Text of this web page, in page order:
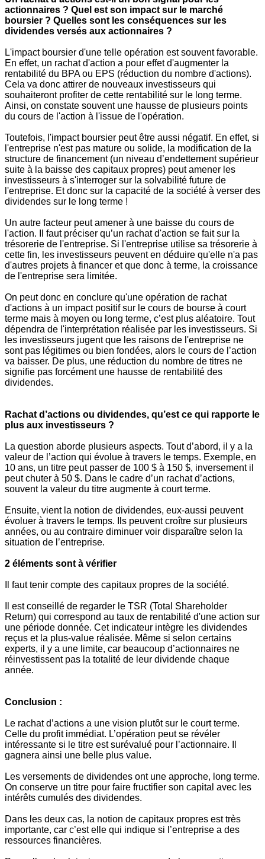
actionnaires ? Quel est son impact sur le marché
boursier ? Quelles sont les conséquences sur les
dividendes versés aux actionnaires ?
L'impact boursier d'une telle opération est souvent favorable.
En effet, un rachat d'action a pour effet d'augmenter la
rentabilité du BPA ou EPS (réduction du nombre d'actions).
Cela va donc attirer de nouveaux investisseurs qui
souhaiteront profiter de cette rentabilité sur le long terme.
Ainsi, on constate souvent une hausse de plusieurs points
du cours de l'action à l'issue de l'opération.
Toutefois, l'impact boursier peut être aussi négatif. En effet, si
l'entreprise n'est pas mature ou solide, la modification de la
structure de financement (un niveau d’endettement supérieur
suite à la baisse des capitaux propres) peut amener les
investisseurs à s'interroger sur la solvabilité future de
l'entreprise. Et donc sur la capacité de la société à verser des
dividendes sur le long terme !
Un autre facteur peut amener à une baisse du cours de
l'action. Il faut préciser qu’un rachat d'action se fait sur la
trésorerie de l'entreprise. Si l'entreprise utilise sa trésorerie à
cette fin, les investisseurs peuvent en déduire qu'elle n'a pas
d'autres projets à financer et que donc à terme, la croissance
de l'entreprise sera limitée.
On peut donc en conclure qu'une opération de rachat
d'actions à un impact positif sur le cours de bourse à court
terme mais à moyen ou long terme, c’est plus aléatoire. Tout
dépendra de l'interprétation réalisée par les investisseurs. Si
les investisseurs jugent que les raisons de l'entreprise ne
sont pas légitimes ou bien fondées, alors le cours de l’action
va baisser. De plus, une réduction du nombre de titres ne
signifie pas forcément une hausse de rentabilité des
dividendes.
Rachat d’actions ou dividendes, qu’est ce qui rapporte le
plus aux investisseurs ?
La question aborde plusieurs aspects. Tout d’abord, il y a la
valeur de l’action qui évolue à travers le temps. Exemple, en
10 ans, un titre peut passer de 100 $ à 150 $, inversement il
peut chuter à 50 $. Dans le cadre d’un rachat d’actions,
souvent la valeur du titre augmente à court terme.
Ensuite, vient la notion de dividendes, eux-aussi peuvent
évoluer à travers le temps. Ils peuvent croître sur plusieurs
années, ou au contraire diminuer voir disparaître selon la
situation de l’entreprise.
2 éléments sont à vérifier
Il faut tenir compte des capitaux propres de la société.
Il est conseillé de regarder le TSR (Total Shareholder
Return) qui correspond au taux de rentabilité d'une action sur
une période donnée. Cet indicateur intègre les dividendes
reçus et la plus-value réalisée. Même si selon certains
experts, il y a une limite, car beaucoup d’actionnaires ne
réinvestissent pas la totalité de leur dividende chaque
année.
Conclusion :
Le rachat d’actions a une vision plutôt sur le court terme.
Celle du profit immédiat. L’opération peut se révéler
intéressante si le titre est surévalué pour l’actionnaire. Il
gagnera ainsi une belle plus value.
Les versements de dividendes ont une approche, long terme.
On conserve un titre pour faire fructifier son capital avec les
intérêts cumulés des dividendes.
Dans les deux cas, la notion de capitaux propres est très
importante, car c’est elle qui indique si l’entreprise a des
ressources financières.